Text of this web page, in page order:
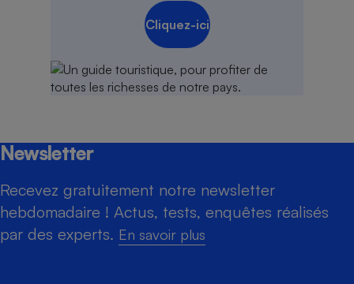
Cliquez-ici
Newsletter
Recevez gratuitement notre newsletter
hebdomadaire ! Actus, tests, enquêtes réalisés
par des experts. En savoir plus